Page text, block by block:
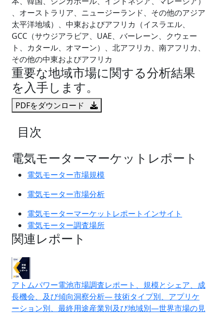
、オーストラリア、ニュージーランド、その他のアジア
太平洋地域）、中東およびアフリカ（イスラエル、
GCC（サウジアラビア、UAE、バーレーン、クウェー
ト、カタール、オマーン）、北アフリカ、南アフリカ、
その他の中東およびアフリカ
重要な地域市場に関する分析結果
を入手します。
PDFをダウンロード
目次
電気モーターマーケットレポート
電気モーター市場規模
電気モーター市場分析
電気モーターマーケットレポートインサイト
電気モーター調査場所
関連レポート
アトムパワー電池市場調査レポート、規模とシェア、成
長機会、及び傾向洞察分析― 技術タイプ別、アプリケ
ーション別、最終用途産業別及び地域別―世界市場の見